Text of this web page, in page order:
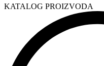
KATALOG PROIZVODA